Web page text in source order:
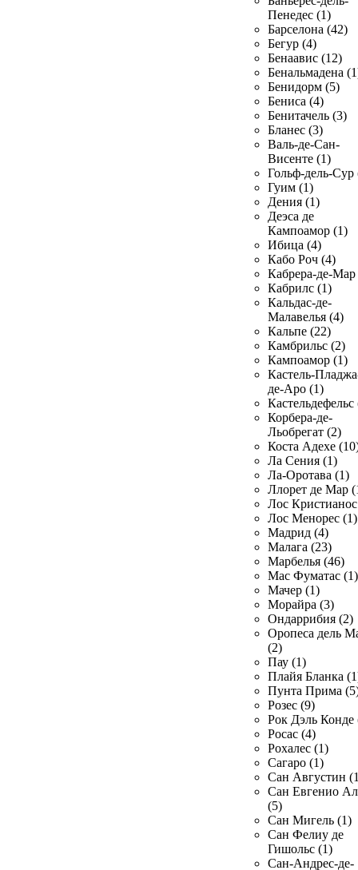
Пенедес (1)
Барселона (42)
Бегур (4)
Бенаавис (12)
Бенальмадена
Бенидорм (5)
Бениса (4)
Бенитачель (3)
Бланес (3)
Валь-де-Сан-
Висенте (1)
Гольф-дель-Сур
Гуим (1)
Дения (1)
Деэса де
Кампоамор (1)
Ибица (4)
Кабо Роч (4)
Кабрера-де-Мар
Кабрилс (1)
Кальдас-де-
Малавелья (4)
Кальпе (22)
Камбрильс (2)
Кампоамор (1)
Кастель-
де-Аро (1)
Кастельдефельс
Корбера-де-
Льобрегат (2)
Коста Адехе
Ла Сения (1)
Ла-Оротава (1)
Ллорет де Мар
Лос
Лос Менорес (1)
Мадрид (4)
Малага (23)
Марбелья (46)
Мас Фуматас (1)
Мачер (1)
Морайра (3)
Ондаррибия (2)
Оропеса дель
(2)
Пау (1)
Плайя Бланка
Пунта Прима
Розес (9)
Рок Дэль Конде
Росас (4)
Рохалес (1)
Сагаро (1)
Сан Августин
Сан Евгенио
(5)
Сан Мигель (1)
Сан Фелиу де
Гишольс (1)
Сан-Андрес-де-